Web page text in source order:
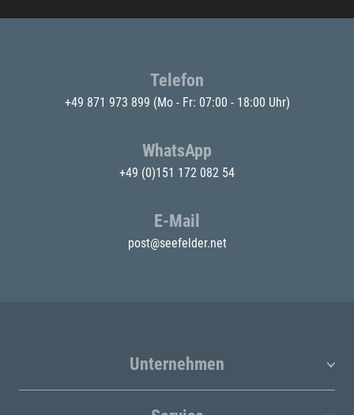
Telefon
+49 871 973 899 (Mo - Fr: 07:00 - 18:00 Uhr)
WhatsApp
+49 (0)151 172 082 54
E-Mail
post@seefelder.net
Unternehmen